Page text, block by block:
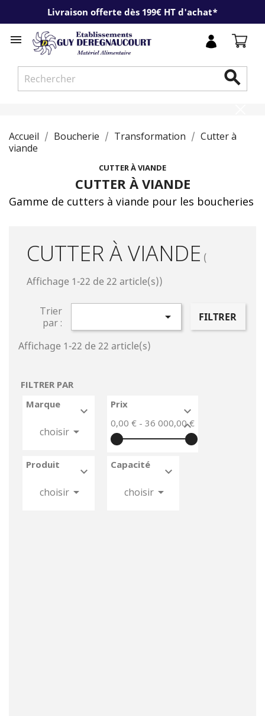
Livraison offerte dès 199€ HT d'achat*


Accueil Boucherie Transformation
Cutter à
viande
CUTTER À VIANDE
CUTTER À VIANDE
Gamme de cutters à viande pour les boucheries
CUTTER À VIANDE (
Affichage 1-22 de 22 article(s))
Trier
par :
 FILTRER
Affichage 1-22 de 22 article(s)
FILTRER PAR
Marque

choisir 
Prix


0,00 € - 36 000,00 €
Produit

choisir 
Capacité

choisir 